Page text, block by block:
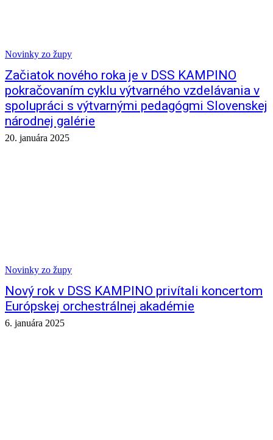
Novinky zo župy
Začiatok nového roka je v DSS KAMPINO
pokračovaním cyklu výtvarného vzdelávania v
spolupráci s výtvarnými pedagógmi Slovenskej
národnej galérie
20. januára 2025
Novinky zo župy
Nový rok v DSS KAMPINO privítali koncertom
Európskej orchestrálnej akadémie
6. januára 2025